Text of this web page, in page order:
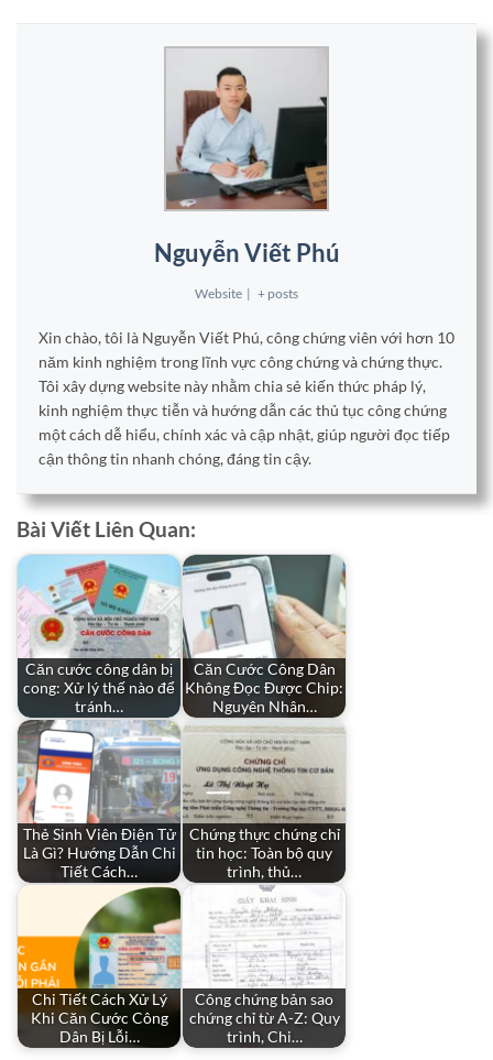
Nguyễn Viết Phú
Website | + posts
Xin chào, tôi là Nguyễn Viết Phú, công chứng viên với hơn 10
năm kinh nghiệm trong lĩnh vực công chứng và chứng thực.
Tôi xây dựng website này nhằm chia sẻ kiến thức pháp lý,
kinh nghiệm thực tiễn và hướng dẫn các thủ tục công chứng
một cách dễ hiểu, chính xác và cập nhật, giúp người đọc tiếp
cận thông tin nhanh chóng, đáng tin cậy.
Bài Viết Liên Quan:
Căn cước công dân bị
cong: Xử lý thế nào để
tránh…
Căn Cước Công Dân
Không Đọc Được Chip:
Nguyên Nhân…
Thẻ Sinh Viên Điện Tử
Là Gì? Hướng Dẫn Chi
Tiết Cách…
Chứng thực chứng chỉ
tin học: Toàn bộ quy
trình, thủ…
Chi Tiết Cách Xử Lý
Khi Căn Cước Công
Dân Bị Lỗi…
Công chứng bản sao
chứng chỉ từ A-Z: Quy
trình, Chi…